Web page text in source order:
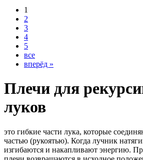
1
2
3
4
5
все
вперёд »
Плечи для
луков
это гибкие части лука, которые
частью (рукоятью). Когда лучник
изгибаются и накапливают энергию.